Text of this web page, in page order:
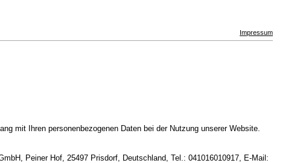
Impressum
mit Ihren personenbezogenen Daten bei der Nutzung unserer Website.
Peiner Hof, 25497 Prisdorf, Deutschland, Tel.: 041016010917, E-Mail: